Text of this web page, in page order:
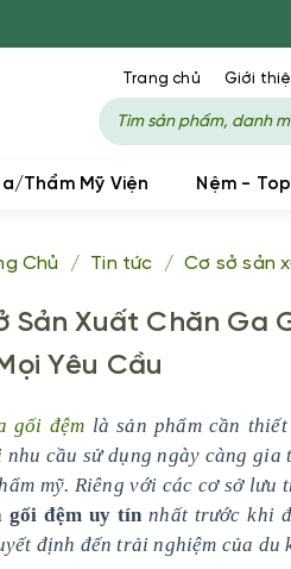
Trang chủ Giới
Thẩm Mỹ Viện Nệm -
Chủ / Tin tức / Cơ sở sản
Sản Xuất Chăn Ga
Yêu Cầu
gối đệm là sản phẩm cần
nhu cầu sử dụng ngày càng
mỹ. Riêng với các cơ sở
gối đệm uy tínnhất trước khi
định đến trải nghiệm của du